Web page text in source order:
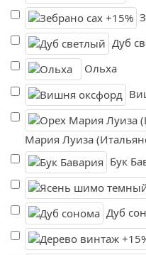
Дуб
Ольха
Мария Луиза
Бук
Дуб